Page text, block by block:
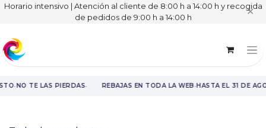
Horario intensivo | Atención al cliente de 8:00 h a 14:00 h y recogida
de pedidos de 9:00 h a 14:00 h
✕
·NO TE LAS PIERDAS· REBAJAS EN TODA LA WEB·HASTA EL 31 DE